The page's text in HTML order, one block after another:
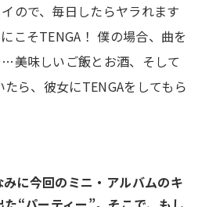
ので、毎日したらヤラれます
こそTENGA！ 僕の場合、曲を
美味しいご飯とお酒、そして
ら、彼女にTENGAをしてもら
に今回のミニ・アルバムのキ